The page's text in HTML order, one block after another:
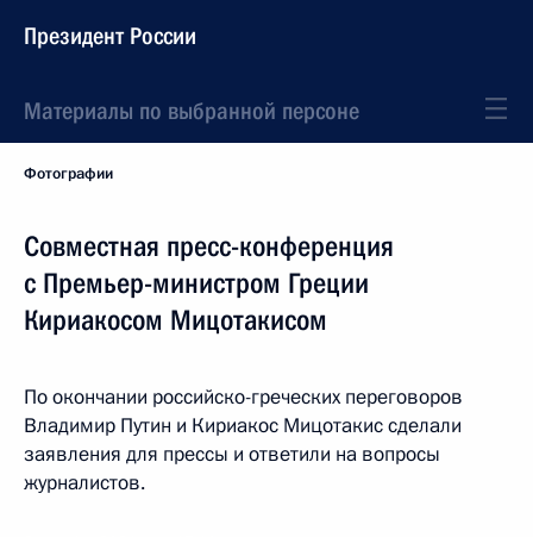
Президент России
Материалы по выбранной персоне
Фотографии
Совместная пресс-конференция
с Премьер-министром Греции
Кириакосом Мицотакисом
По окончании российско-греческих переговоров
Владимир Путин и Кириакос Мицотакис сделали
заявления для прессы и ответили на вопросы
журналистов.